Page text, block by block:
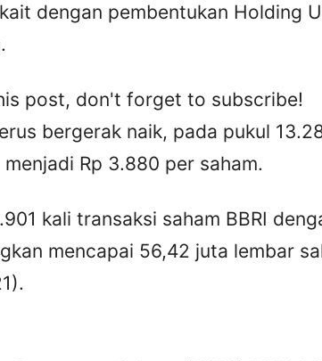
dengan pembentukan Holding
post, don't forget to subscribe!
bergerak naik, pada pukul
Rp 3.880 per saham.
kali transaksi saham BBRI
mencapai 56,42 juta lembar